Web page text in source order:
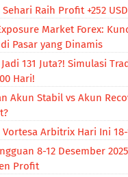
Raih Profit +252
Market Forex:
Pasar yang Dinamis
131 Juta?! Simulasi
Hari!
Akun Stabil vs Akun
Arbitrix Hari Ini 18-
8-12 Desember
Profit